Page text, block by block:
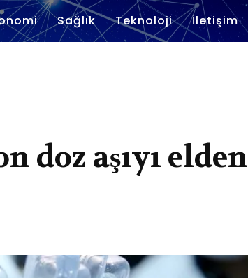
Sağlık Teknoloji İletişim
doz aşıyı elden